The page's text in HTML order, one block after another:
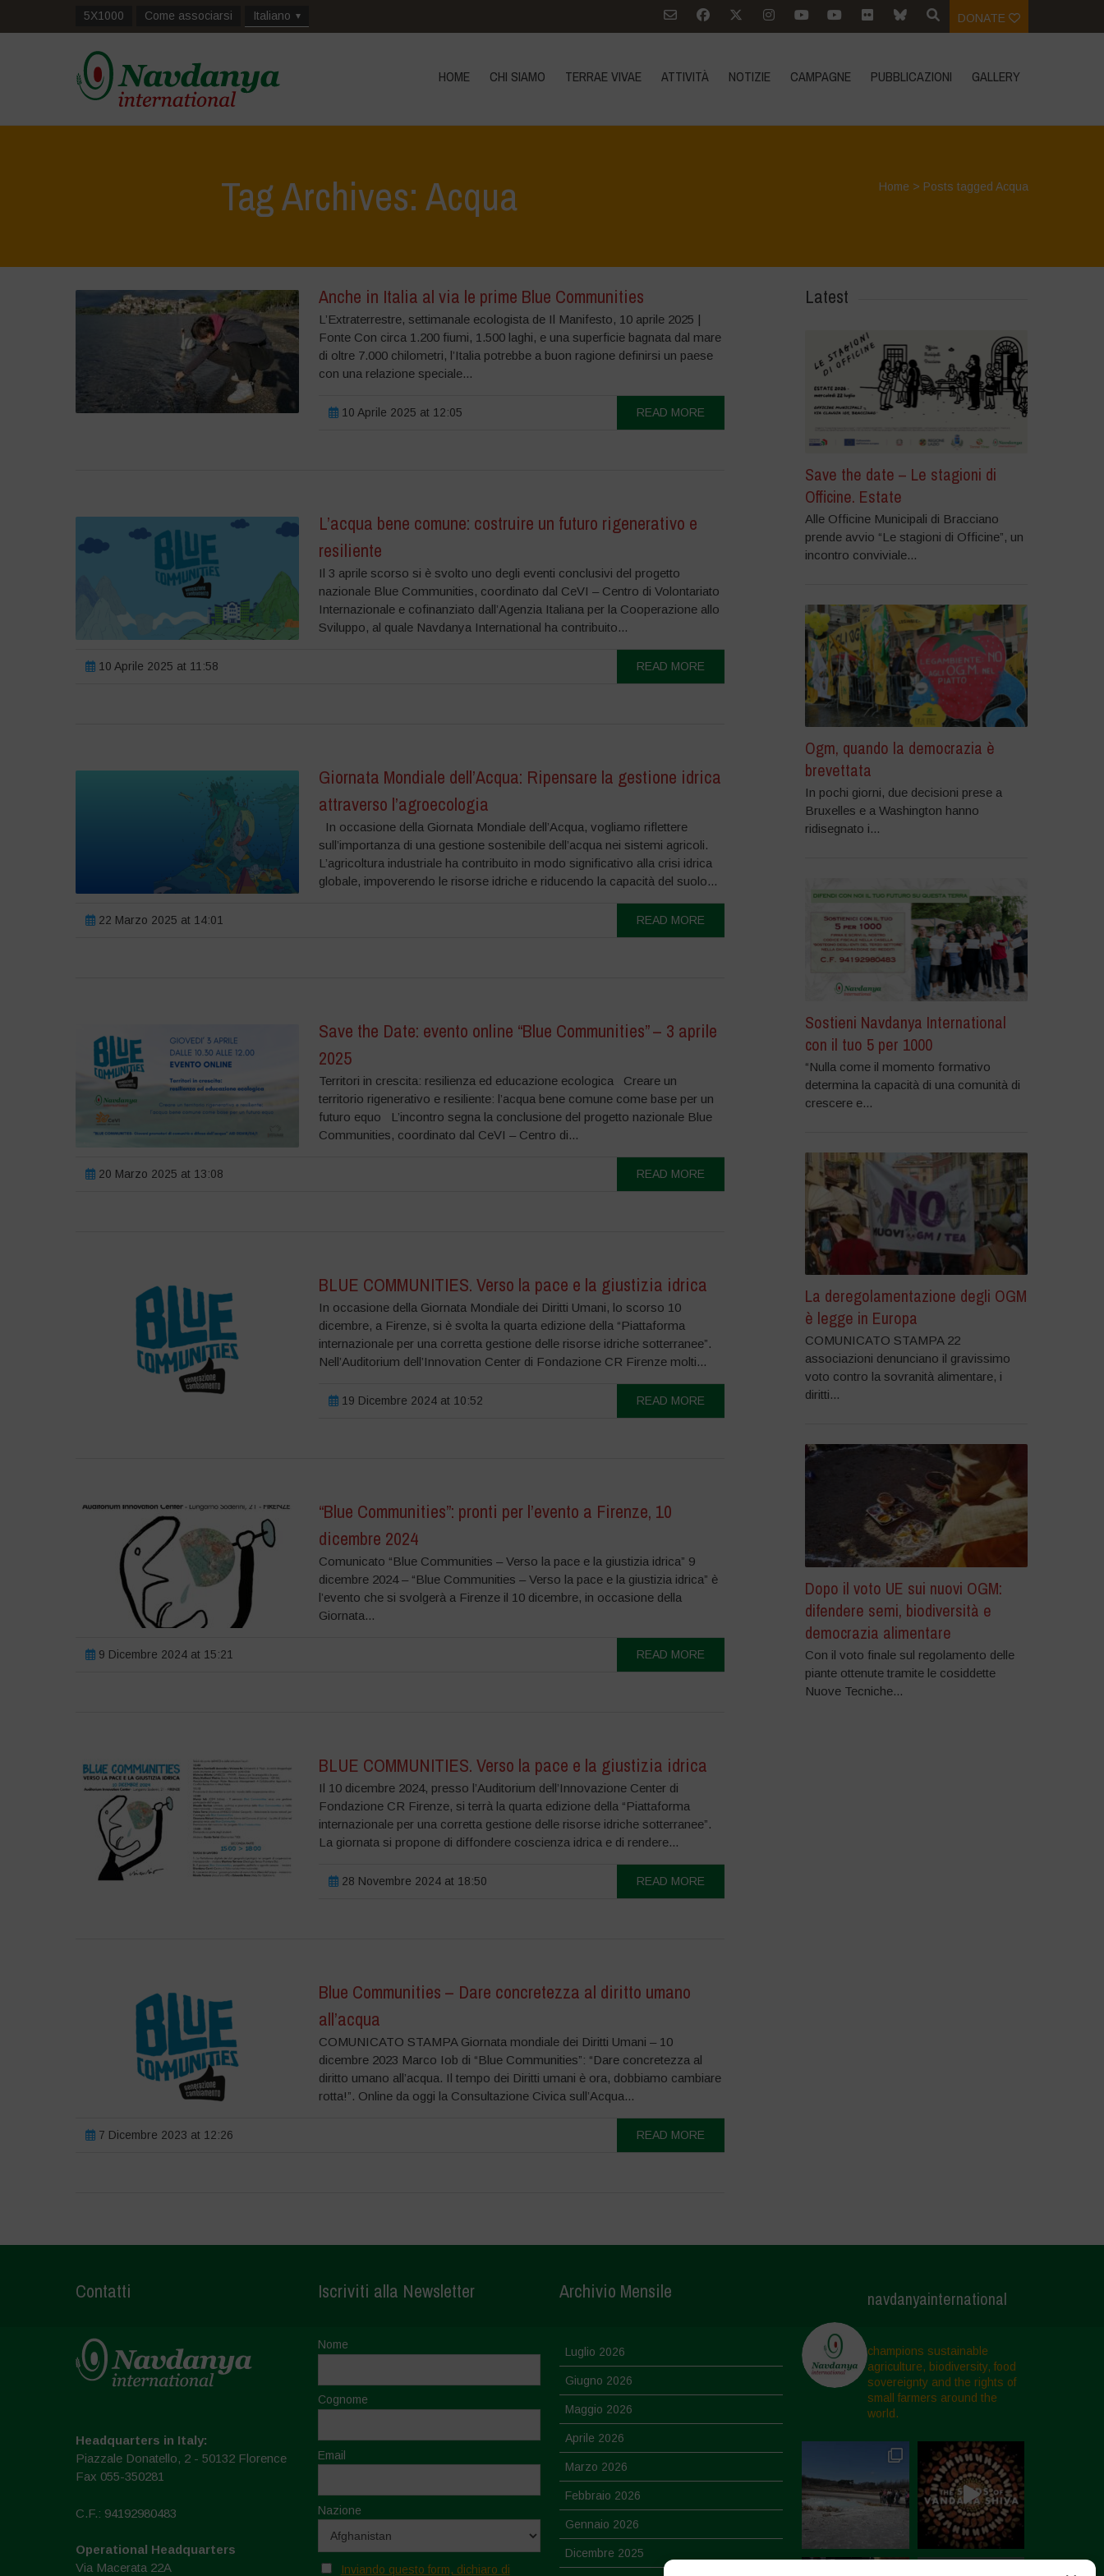
5X1000 Come associarsi Italiano DONATE
HOME CHI SIAMO TERRAE VIVAE ATTIVITÀ NOTIZIE CAMPAGNE PUBBLICAZIONI GALLERY
Tag Archives: Acqua Home > Posts tagged Acqua
Anche in Italia al via le prime Blue Communities
L’Extraterrestre, settimanale ecologista de Il Manifesto, 10 aprile 2025 |
Fonte Con circa 1.200 fiumi, 1.500 laghi, e una superficie bagnata dal mare
di oltre 7.000 chilometri, l’Italia potrebbe a buon ragione definirsi un paese
con una relazione speciale...
10 Aprile 2025 at 12:05 READ MORE
L’acqua bene comune: costruire un futuro rigenerativo e
resiliente
Il 3 aprile scorso si è svolto uno degli eventi conclusivi del progetto
nazionale Blue Communities, coordinato dal CeVI – Centro di Volontariato
Internazionale e cofinanziato dall’Agenzia Italiana per la Cooperazione allo
Sviluppo, al quale Navdanya International ha contribuito...
10 Aprile 2025 at 11:58 READ MORE
Giornata Mondiale dell’Acqua: Ripensare la gestione idrica
attraverso l’agroecologia
In occasione della Giornata Mondiale dell’Acqua, vogliamo riflettere
sull’importanza di una gestione sostenibile dell’acqua nei sistemi agricoli.
L’agricoltura industriale ha contribuito in modo significativo alla crisi idrica
globale, impoverendo le risorse idriche e riducendo la capacità del suolo...
22 Marzo 2025 at 14:01 READ MORE
Save the Date: evento online “Blue Communities” – 3 aprile
2025
Territori in crescita: resilienza ed educazione ecologica Creare un
territorio rigenerativo e resiliente: l’acqua bene comune come base per un
futuro equo L’incontro segna la conclusione del progetto nazionale Blue
Communities, coordinato dal CeVI – Centro di...
20 Marzo 2025 at 13:08 READ MORE
BLUE COMMUNITIES. Verso la pace e la giustizia idrica
In occasione della Giornata Mondiale dei Diritti Umani, lo scorso 10
dicembre, a Firenze, si è svolta la quarta edizione della “Piattaforma
internazionale per una corretta gestione delle risorse idriche sotterranee”.
Nell’Auditorium dell’Innovation Center di Fondazione CR Firenze molti...
19 Dicembre 2024 at 10:52 READ MORE
“Blue Communities”: pronti per l’evento a Firenze, 10
dicembre 2024
Comunicato “Blue Communities – Verso la pace e la giustizia idrica” 9
dicembre 2024 – “Blue Communities – Verso la pace e la giustizia idrica” è
l’evento che si svolgerà a Firenze il 10 dicembre, in occasione della
Giornata...
9 Dicembre 2024 at 15:21 READ MORE
BLUE COMMUNITIES. Verso la pace e la giustizia idrica
Il 10 dicembre 2024, presso l’Auditorium dell’Innovazione Center di
Fondazione CR Firenze, si terrà la quarta edizione della “Piattaforma
internazionale per una corretta gestione delle risorse idriche sotterranee”.
La giornata si propone di diffondere coscienza idrica e di rendere...
28 Novembre 2024 at 18:50 READ MORE
Blue Communities – Dare concretezza al diritto umano
all’acqua
COMUNICATO STAMPA Giornata mondiale dei Diritti Umani – 10
dicembre 2023 Marco Iob di “Blue Communities”: “Dare concretezza al
diritto umano all’acqua. Il tempo dei Diritti umani è ora, dobbiamo cambiare
rotta!”. Online da oggi la Consultazione Civica sull’Acqua...
7 Dicembre 2023 at 12:26 READ MORE
Latest
Save the date – Le stagioni di
Officine. Estate
Alle Officine Municipali di Bracciano
prende avvio “Le stagioni di Officine”, un
incontro conviviale...
Ogm, quando la democrazia è
brevettata
In pochi giorni, due decisioni prese a
Bruxelles e a Washington hanno
ridisegnato i...
Sostieni Navdanya International
con il tuo 5 per 1000
“Nulla come il momento formativo
determina la capacità di una comunità di
crescere e...
La deregolamentazione degli OGM
è legge in Europa
COMUNICATO STAMPA 22
associazioni denunciano il gravissimo
voto contro la sovranità alimentare, i
diritti...
Dopo il voto UE sui nuovi OGM:
difendere semi, biodiversità e
democrazia alimentare
Con il voto finale sul regolamento delle
piante ottenute tramite le cosiddette
Nuove Tecniche...
Contatti
Headquarters in Italy:
Piazzale Donatello, 2 - 50132 Florence
Fax 055-350281
C.F.: 94192980483
Operational Headquarters
Via Macerata 22A
Iscriviti alla Newsletter
Nome
Cognome
Email
Nazione
Inviando questo form, dichiaro di
Archivio Mensile
Luglio 2026
Giugno 2026
Maggio 2026
Aprile 2026
Marzo 2026
Febbraio 2026
Gennaio 2026
Dicembre 2025
navdanyainternational
champions sustainable
agriculture, biodiversity, food
sovereignty and the rights of
small farmers around the
world.